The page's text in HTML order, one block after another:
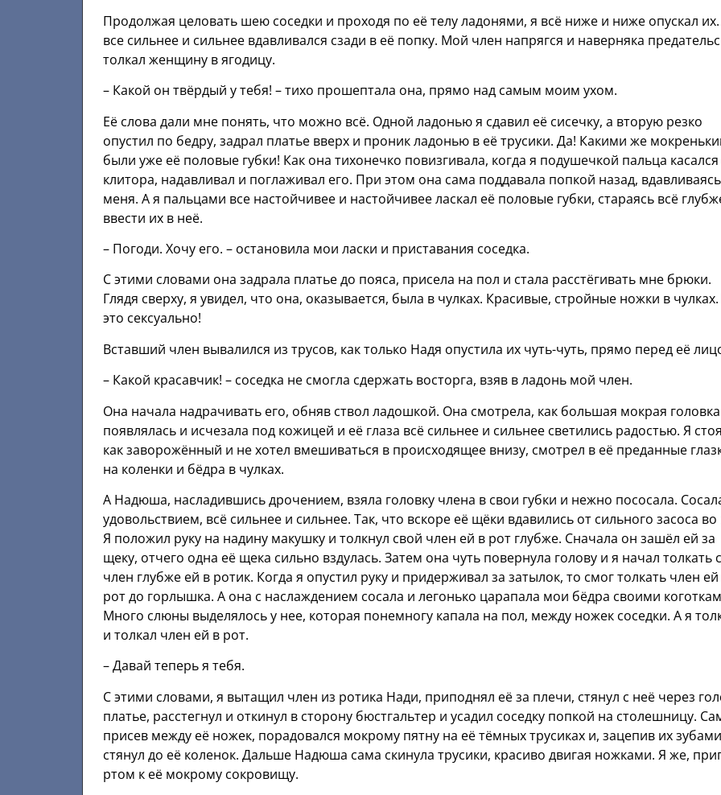
Продолжая целовать шею соседки и проходя по её телу ладонями, я всё ниже и ниже опускал
все сильнее и сильнее вдавливался сзади в её попку. Мой член напрягся и наверняка
толкал женщину в ягодицу.
– Какой он твёрдый у тебя! – тихо прошептала она, прямо над самым моим ухом.
Её слова дали мне понять, что можно всё. Одной ладонью я сдавил её сисечку, а вторую резко
опустил по бедру, задрал платье вверх и проник ладонью в её трусики. Да! Какими же
были уже её половые губки! Как она тихонечко повизгивала, когда я подушечкой пальца
клитора, надавливал и поглаживал его. При этом она сама поддавала попкой назад,
меня. А я пальцами все настойчивее и настойчивее ласкал её половые губки, стараясь всё
ввести их в неё.
– Погоди. Хочу его. – остановила мои ласки и приставания соседка.
С этими словами она задрала платье до пояса, присела на пол и стала расстёгивать мне брюки.
Глядя сверху, я увидел, что она, оказывается, была в чулках. Красивые, стройные ножки в
это сексуально!
Вставший член вывалился из трусов, как только Надя опустила их чуть-чуть, прямо перед её
– Какой красавчик! – соседка не смогла сдержать восторга, взяв в ладонь мой член.
Она начала надрачивать его, обняв ствол ладошкой. Она смотрела, как большая мокрая головка
появлялась и исчезала под кожицей и её глаза всё сильнее и сильнее светились радостью. Я
как заворожённый и не хотел вмешиваться в происходящее внизу, смотрел в её преданные
на коленки и бёдра в чулках.
А Надюша, насладившись дрочением, взяла головку члена в свои губки и нежно пососала.
удовольствием, всё сильнее и сильнее. Так, что вскоре её щёки вдавились от сильного засоса во
Я положил руку на надину макушку и толкнул свой член ей в рот глубже. Сначала он зашёл ей за
щеку, отчего одна её щека сильно вздулась. Затем она чуть повернула голову и я начал толкать
член глубже ей в ротик. Когда я опустил руку и придерживал за затылок, то смог толкать член
рот до горлышка. А она с наслаждением сосала и легонько царапала мои бёдра своими
Много слюны выделялось у нее, которая понемногу капала на пол, между ножек соседки. А я
и толкал член ей в рот.
– Давай теперь я тебя.
С этими словами, я вытащил член из ротика Нади, приподнял её за плечи, стянул с неё через
платье, расстегнул и откинул в сторону бюстгальтер и усадил соседку попкой на столешницу.
присев между её ножек, порадовался мокрому пятну на её тёмных трусиках и, зацепив их
стянул до её коленок. Дальше Надюша сама скинула трусики, красиво двигая ножками. Я же,
ртом к её мокрому сокровищу.